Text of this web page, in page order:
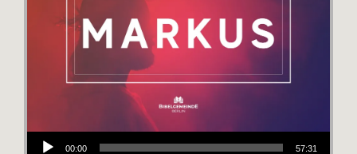
Audio-Player
00:00 57:31